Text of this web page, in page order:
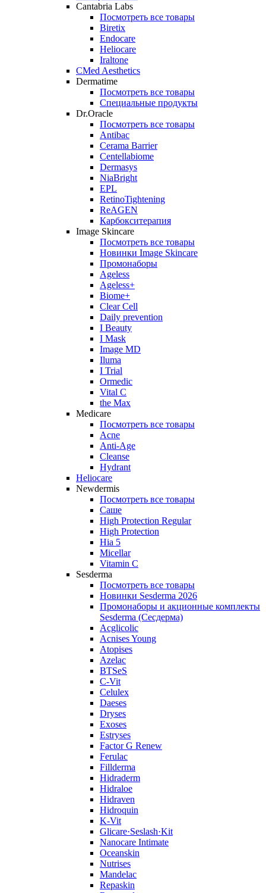
Cantabria Labs
Посмотреть все товары
Biretix
Endocare
Heliocare
Iraltone
CMed Aesthetics
Dermatime
Посмотреть все товары
Специальные продукты
Dr.Oracle
Посмотреть все товары
Antibac
Cerama Barrier
Centellabiome
Dermasys
NiaBright
EPL
RetinoTightening
ReAGEN
Карбокситерапия
Image Skincare
Посмотреть все товары
Новинки Image Skincare
Промонаборы
Ageless
Ageless+
Biome+
Clear Cell
Daily prevention
I Beauty
I Mask
Image MD
Iluma
I Trial
Ormedic
Vital C
the Max
Medicare
Посмотреть все товары
Acne
Anti‑Age
Cleanse
Hydrant
Heliocare
Newdermis
Посмотреть все товары
Саше
High Protection Regular
High Protection
Hia 5
Micellar
Vitamin C
Sesderma
Посмотреть все товары
Новинки Sesderma 2026
Промонаборы и акционные комплекты
Sesderma (Сесдерма)
Acglicolic
Acnises Young
Atopises
Azelac
BTSeS
C‑Vit
Celulex
Daeses
Dryses
Exoses
Estryses
Factor G Renew
Ferulac
Fillderma
Hidraderm
Hidraloe
Hidraven
Hidroquin
K-Vit
Glicare·Seslash·Kit
Nanocare Intimate
Oceanskin
Nutrises
Mandelac
Repaskin